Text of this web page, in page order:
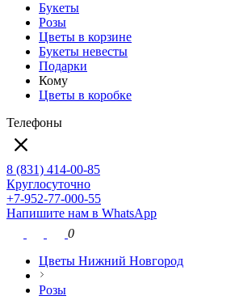
Букеты
Розы
Цветы в корзине
Букеты невесты
Подарки
Кому
Цветы в коробке
Телефоны
8 (831) 414-00-85
Круглосуточно
+7-952-77-000-55
Напишите нам в WhatsApp
0
Цветы Нижний Новгород
Розы